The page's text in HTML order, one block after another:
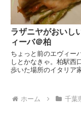
た...
ラザニヤがおい
ィーバ＠柏
ちょっと前のエヴィー
しとかなきゃ。柏駅西
歩いた場所のイタリア
の種類見本をテーブル
てくれます。 まずは、
ホーム 千葉